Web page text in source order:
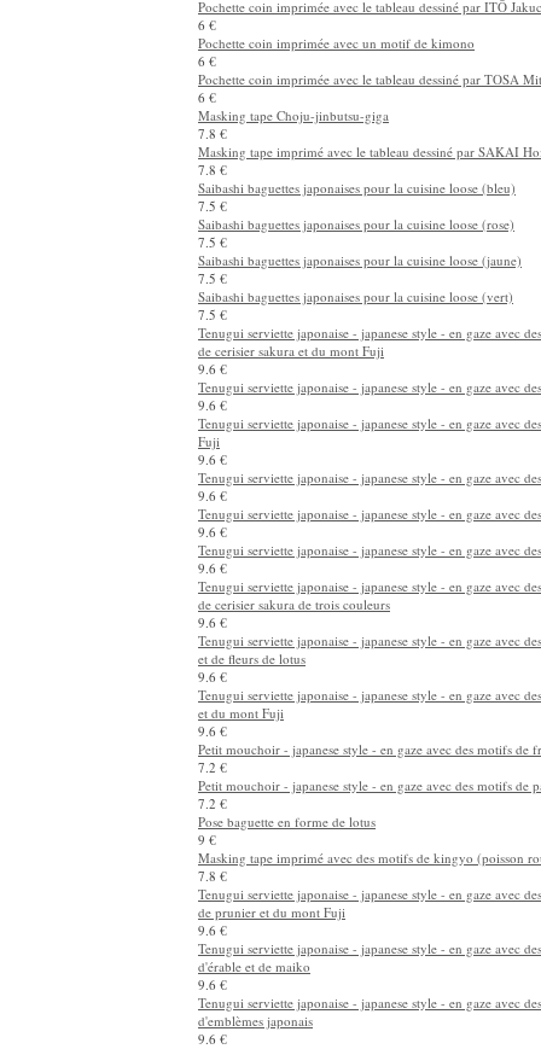
Pochette coin imprimée avec le tableau dessiné par ITŌ
6 €
Pochette coin imprimée avec un motif de kimono
6 €
Pochette coin imprimée avec le tableau dessiné par TOSA
6 €
Masking tape Choju-jinbutsu-giga
7.8 €
Masking tape imprimé avec le tableau dessiné par SAKAI
7.8 €
Saibashi baguettes japonaises pour la cuisine loose (bleu)
7.5 €
Saibashi baguettes japonaises pour la cuisine loose (rose)
7.5 €
Saibashi baguettes japonaises pour la cuisine loose (jaune)
7.5 €
Saibashi baguettes japonaises pour la cuisine loose (vert)
7.5 €
Tenugui serviette japonaise - japanese style - en gaze avec
de cerisier sakura et du mont Fuji
9.6 €
Tenugui serviette japonaise - japanese style - en gaze avec
9.6 €
Tenugui serviette japonaise - japanese style - en gaze avec
Fuji
9.6 €
Tenugui serviette japonaise - japanese style - en gaze avec
9.6 €
Tenugui serviette japonaise - japanese style - en gaze avec
9.6 €
Tenugui serviette japonaise - japanese style - en gaze avec
9.6 €
Tenugui serviette japonaise - japanese style - en gaze avec
de cerisier sakura de trois couleurs
9.6 €
Tenugui serviette japonaise - japanese style - en gaze avec
et de fleurs de lotus
9.6 €
Tenugui serviette japonaise - japanese style - en gaze avec
et du mont Fuji
9.6 €
Petit mouchoir - japanese style - en gaze avec des motifs de
7.2 €
Petit mouchoir - japanese style - en gaze avec des motifs de
7.2 €
Pose baguette en forme de lotus
9 €
Masking tape imprimé avec des motifs de kingyo (poisson
7.8 €
Tenugui serviette japonaise - japanese style - en gaze avec
de prunier et du mont Fuji
9.6 €
Tenugui serviette japonaise - japanese style - en gaze avec
d'érable et de maiko
9.6 €
Tenugui serviette japonaise - japanese style - en gaze avec
d'emblèmes japonais
9.6 €